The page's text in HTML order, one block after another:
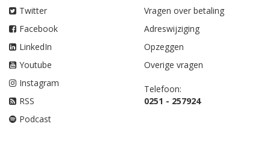
Twitter
Facebook
LinkedIn
Youtube
Instagram
RSS
Podcast
Vragen over betaling
Adreswijziging
Opzeggen
Overige vragen
Telefoon:
0251 - 257924